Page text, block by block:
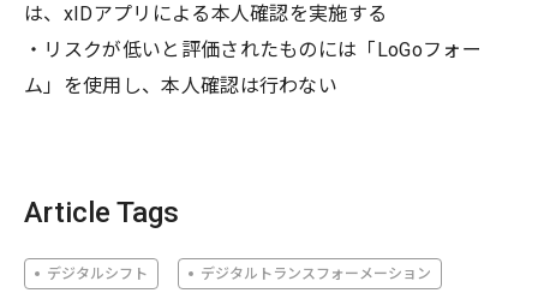
は、xIDアプリによる本人確認を実施する
・リスクが低いと評価されたものには「LoGoフォー
ム」を使用し、本人確認は行わない
Article Tags
デジタルシフト デジタルトランスフォーメーション